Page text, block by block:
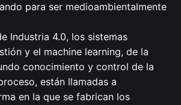
para ser medioambientalmente
Industria 4.0, los sistemas
y el machine learning, de la
conocimiento y control de la
están llamadas a
en la que se fabrican los